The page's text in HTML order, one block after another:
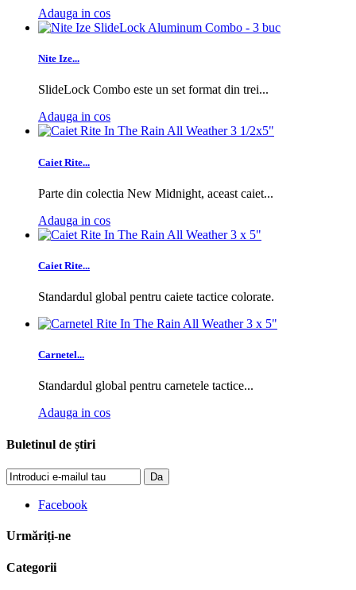
Adauga in cos
Nite Ize...
SlideLock Combo este un set format din trei...
Adauga in cos
Caiet Rite...
Parte din colectia New Midnight, aceast caiet...
Adauga in cos
Caiet Rite...
Standardul global pentru caiete tactice colorate.
Carnetel...
Standardul global pentru carnetele tactice...
Adauga in cos
Buletinul de știri
Da
Facebook
Urmăriți-ne
Categorii